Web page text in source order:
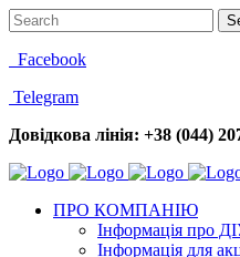
Facebook
Telegram
Довідкова лінія: +38 (044)
ПРО КОМПАНІЮ
Інформація про
Інформація для